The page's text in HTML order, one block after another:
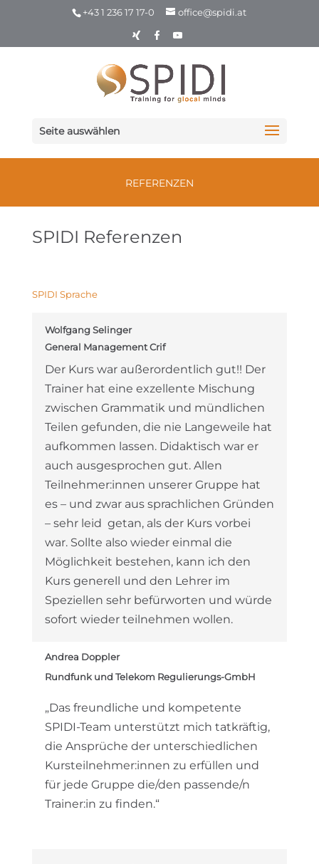
+43 1 236 17 17-0 office@spidi.at
Seite auswählen
REFERENZEN
SPIDI Referenzen
SPIDI Sprache
Wolfgang Selinger
General ManagementCrif
Der Kurs war außerordentlich gut!! Der
Trainer hat eine exzellente Mischung
zwischen Grammatik und mündlichen
Teilen gefunden, die nie Langeweile hat
aufkommen lassen. Didaktisch war er
auch ausgesprochen gut. Allen
Teilnehmer:innen unserer Gruppe hat
es – und zwar aus sprachlichen Gründen
– sehr leid getan, als der Kurs vorbei
war. Sollte also wieder einmal die
Möglichkeit bestehen, kann ich den
Kurs generell und den Lehrer im
Speziellen sehr befürworten und würde
sofort wieder teilnehmen wollen.
Andrea Doppler
Rundfunk und Telekom Regulierungs-GmbH
„Das freundliche und kompetente
SPIDI-Team unterstützt mich tatkräftig,
die Ansprüche der unterschiedlichen
Kursteilnehmer:innen zu erfüllen und
für jede Gruppe die/den passende/n
Trainer:in zu finden.“